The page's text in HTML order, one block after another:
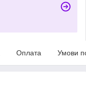
Оплата Умови